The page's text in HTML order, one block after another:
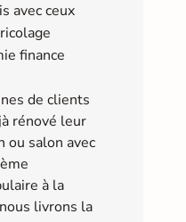
avec ceux
finance
de clients
rénové leur
ou salon avec
à la
livrons la